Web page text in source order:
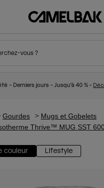
Hydratation
le tout Jetable
vous ?
- Derniers jours - Jusqu'à 40 % -
Gourdes
Mugs et Gobelets
Thrive™ MUG SST
couleur Lifestyle